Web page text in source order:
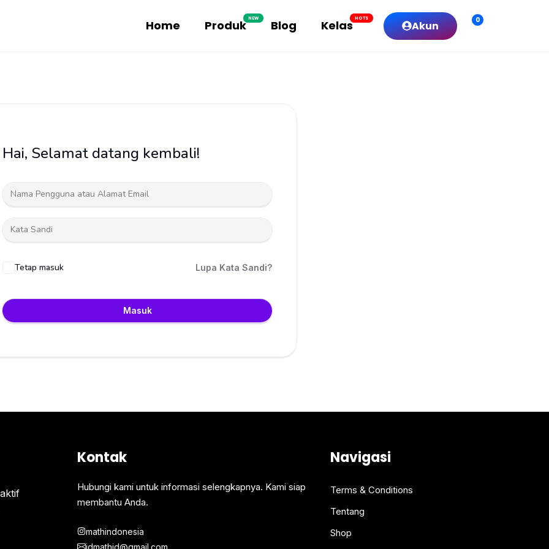
Home Produk NEW Blog Kelas HOTS
Akun 0
Hai, Selamat datang kembali!
Tetap masuk Lupa Kata Sandi?
Masuk
Kontak
Hubungi kami untuk informasi selengkapnya. Kami siap
membantu Anda.
mathindonesia
idmathid@gmail.com
Navigasi
Terms & Conditions
Tentang
Shop